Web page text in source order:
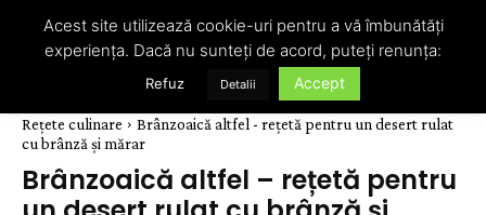
Rețete culinare
Brânzoaică altfel - rețetă pentru un desert rulat
cu brânză și mărar
Brânzoaică altfel – rețetă pentru
Acest site utilizează cookie-uri pentru a vă îmbunătăți
experiența. Dacă nu sunteți de acord, puteți renunța:
Refuz Detalii Accept